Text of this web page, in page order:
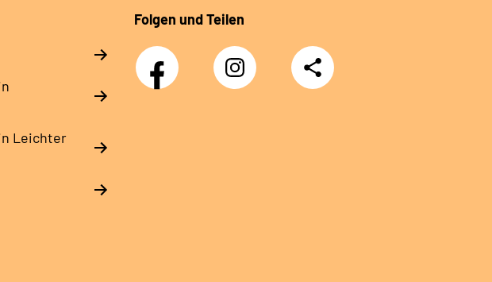
Leichter
Folgen und Teilen
Facebook
Instagram
DRV
Nachwuchskräfte
Teilen